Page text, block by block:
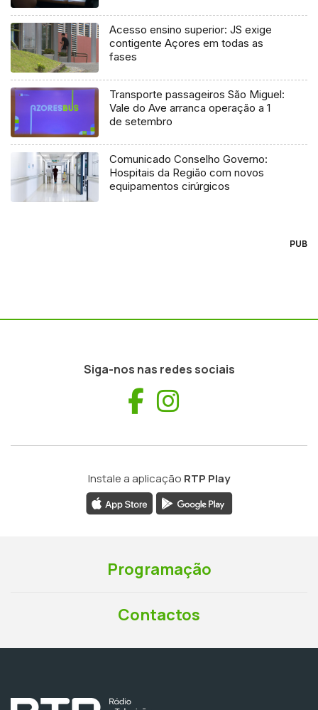
Acesso ensino superior: JS exige
contigente Açores em todas as
fases
Transporte passageiros São Miguel:
Vale do Ave arranca operação a 1
de setembro
Comunicado Conselho Governo:
Hospitais da Região com novos
equipamentos cirúrgicos
PUB
Siga-nos nas redes sociais
Facebook
Instale a aplicação RTP Play
Programação
Contactos